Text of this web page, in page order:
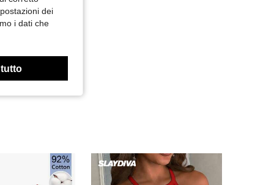
dei
i dati che